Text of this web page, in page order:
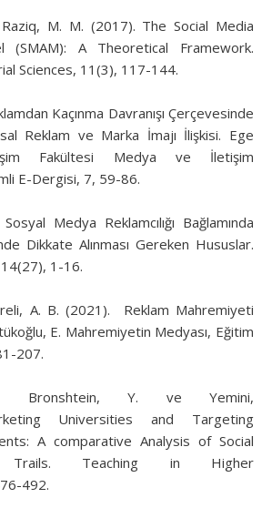
M. M. (2017). The Social Media
(SMAM): A Theoretical Framework.
Sciences, 11(3), 117-144.
Kaçınma Davranışı Çerçevesinde
Reklam ve Marka İmajı İlişkisi. Ege
Fakültesi Medya ve İletişim
E-Dergisi, 7, 59-86.
Medya Reklamcılığı Bağlamında
Dikkate Alınması Gereken Hususlar.
1-16.
A. B. (2021). Reklam Mahremiyeti
E. Mahremiyetin Medyası, Eğitim
207.
Bronshtein, Y. ve Yemini,
Universities and Targeting
A comparative Analysis of Social
Teaching in Higher
492.